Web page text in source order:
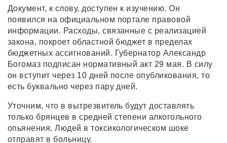
Документ, к слову, доступен к изучению. Он
появился на официальном портале правовой
информации. Расходы, связанные с реализацией
закона, покроет областной бюджет в пределах
бюджетных ассигнований. Губернатор Александр
Богомаз подписан нормативный акт 29 мая. В силу
он вступит через 10 дней после опубликования, то
есть буквально через пару дней.
Уточним, что в вытрезвитель будут доставлять
только брянцев в средней степени алкогольного
опьянения. Людей в токсикологическом шоке
отправят в больницу.